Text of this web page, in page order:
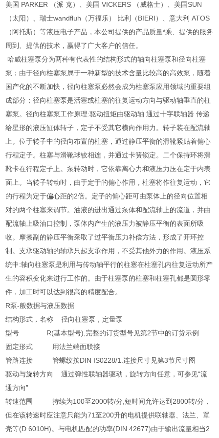
美国 PARKER （派 克）、美国 VICKERS （威格士）、美国SUN
（太阳）、瑞士wandfluh（万福乐） 比利（BIERI）、意大利 ATOS
（阿托斯）等液压电子产品，本公司提供的产品质量*乘、提供的服务
周到、提供的技术，赢得了广大客户的信任。
哈威柱塞泵分为两种有代表性的结构形式的轴向柱塞泵和径向柱塞
泵；由于径向柱塞泵属于一种新型的技术含量比较高的高效泵，随着
国产化的不断加快，径向柱塞泵必然会成为柱塞泵应用领域的重要组
成部分；径向柱塞泵是活塞或柱塞的往复运动方向与驱动轴垂直的柱
塞泵。径向柱塞泵工作原理:驱动扭矩由驱动轴 通过十字联轴器 传递
给星形的液压缸体转子，定子不受其它横向作用力。转子装在配流轴
上。位于转子中的径向布置的柱塞，通过静压平衡的滑靴紧贴着偏心
行程定子。柱塞与滑靴球铰相连，并通过卡簧锁定。二个保持环将滑
靴卡在行程定子上。泵转动时，它依靠离心力和液压力压在定于内表
面上。当转子转动时，由于定于的偏心作用，柱塞将作往复运动，它
的行程为定于偏心距的2倍。定子的偏心距可由泵体上的径向位置相
对的两个柱塞来调节。油液的进出通过泵体和配流轴上的流道，并由
配流轴上吸油口控制，泵体内产生的液压力被静压平衡的表面所吸
收。摩擦副的静压平衡采取了过平衡压力补偿方法，形成了开环控
制。支承驱动轴的轴承只起支承作用，不受其他外力的作用。液压系
统中:轴向柱塞泵是利用与传动轴平行的柱塞在柱塞孔内往复运动所产
生的容积变化来进行工作的。由于柱塞泵的柱塞和柱塞孔都是圆形零
件，加工时可以达到很高的精度配合。
R泵-般数据与液压数据
结构形式，名称 径向柱塞泵，定量泵
型号 R(基本型号),完整的订货型号见第2节中的订货示例
固定形式 用法兰端面联接
管路连接 管螺纹按DIN IS0228/1.连接尺寸见第3节尺寸图
驱动与旋转方向 通过弹性联轴器驱动，旋转方向任意，可参见“流
通方向”
转速范围 持续为100至2000转/分,短时间允许达到2800转/分，
但在该转速时应注意只能为71至200升的电机提供联轴器、法兰、罩
壳等(D 6010H)。与电机匹配的功率(DIN 42677)由于输出流量相当2